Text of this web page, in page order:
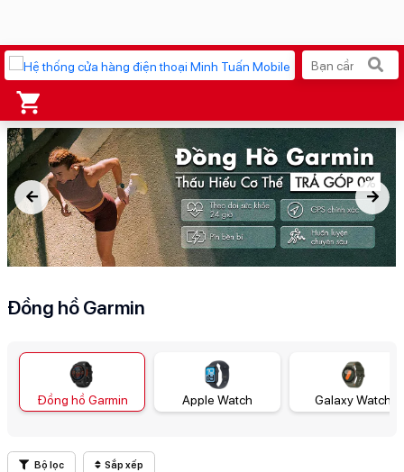
Xu hướng tìm kiếm
iPhone 17 Pro Max MacBook Neo giá tốt
AirTag 2 Mới Galaxy Z8 Series
AirPods 4 OPPO Reno16
Loa Marshall
Đồng hồ Garmin
Apple Watch Galaxy Watch
Đồng hồ Garmin
Bộ lọc Sắp xếp